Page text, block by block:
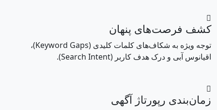
کشف فرصت‌های پنهان
توجه ویژه به شکاف‌های کلمات کلیدی (Keyword Gaps)،
اقیانوس آبی و درک هدف کاربر (Search Intent).
زمان‌بندی رپورتاژ آگهی